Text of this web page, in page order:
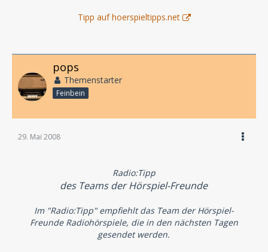
Tipp auf hoerspieltipps.net
pops
Themenstarter
Feinbein
29. Mai 2008
Radio:Tipp
des Teams der Hörspiel-Freunde
Im "Radio:Tipp" empfiehlt das Team der Hörspiel-
Freunde Radiohörspiele, die in den nächsten Tagen
gesendet werden.